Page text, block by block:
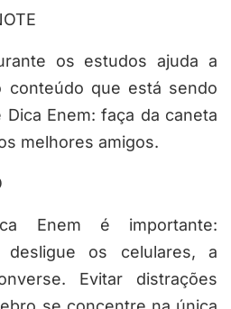
os estudos ajuda a
conteúdo que está sendo
Enem: faça da caneta
melhores amigos.
Enem é importante:
os celulares, a
Evitar distrações